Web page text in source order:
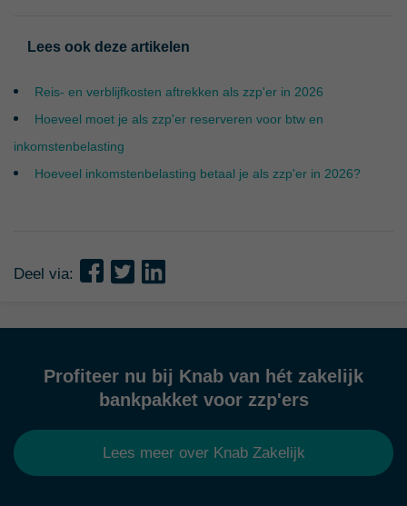
Lees ook deze artikelen
Reis- en verblijfkosten aftrekken als zzp'er in 2026
Hoeveel moet je als zzp'er reserveren voor btw en
inkomstenbelasting
Hoeveel inkomstenbelasting betaal je als zzp'er in 2026?
Deel via:
Profiteer nu bij Knab van hét zakelijk
bankpakket voor zzp'ers
Lees meer over Knab Zakelijk